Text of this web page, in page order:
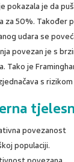
pokazala je da
za 50%. Također
udara se
povezan je s
Tako je
s rizikom
povezanost
populaciji.